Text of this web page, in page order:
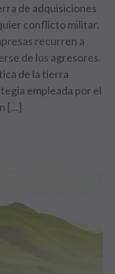
de adquisiciones
conflicto militar.
recurren a
de los agresores.
de la tierra
empleada por el
[…]